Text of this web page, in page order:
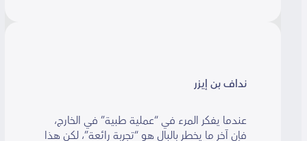
نداف بن إيزر
عندما يفكر المرء في “عملية طبية” في الخارج،
فإن آخر ما يخطر بالبال هو “تجربة رائعة”، لكن هذا